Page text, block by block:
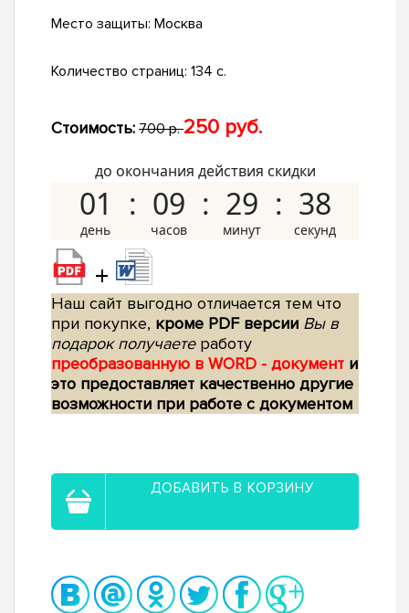
Место защиты: Москва
Количество страниц: 134 с.
Стоимость: 700 р.250 руб.
до окончания действия скидки
01 09 29 37
+
Наш сайт выгодно отличается тем что
при покупке, кроме PDF версии Вы в
подарок получаетеработу
преобразованную в WORD - документ и
это предоставляет качественно другие
возможности при работе с документом
ДОБАВИТЬ В КОРЗИНУ